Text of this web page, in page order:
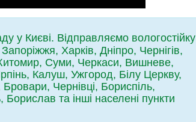
у Києві. Відправляємо вологостійку
Харків, Дніпро, Чернігів,
Суми, Черкаси, Вишневе,
Калуш, Ужгород, Білу Церкву,
Чернівці, Бориспіль,
та інші населені пункти